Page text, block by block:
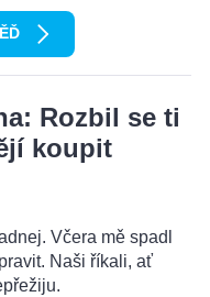
Rozbil se ti
koupit
Včera mě spadl
Naši říkali, ať